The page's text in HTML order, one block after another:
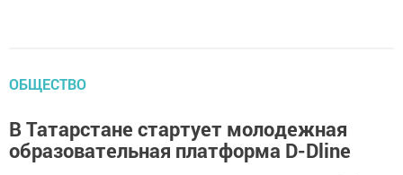
ОБЩЕСТВО
В Татарстане стартует молодежная
образовательная платформа D-Dline